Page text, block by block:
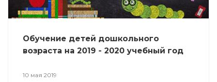
Обучение детей дошкольного
возраста на 2019 - 2020 учебный год
10 мая 2019